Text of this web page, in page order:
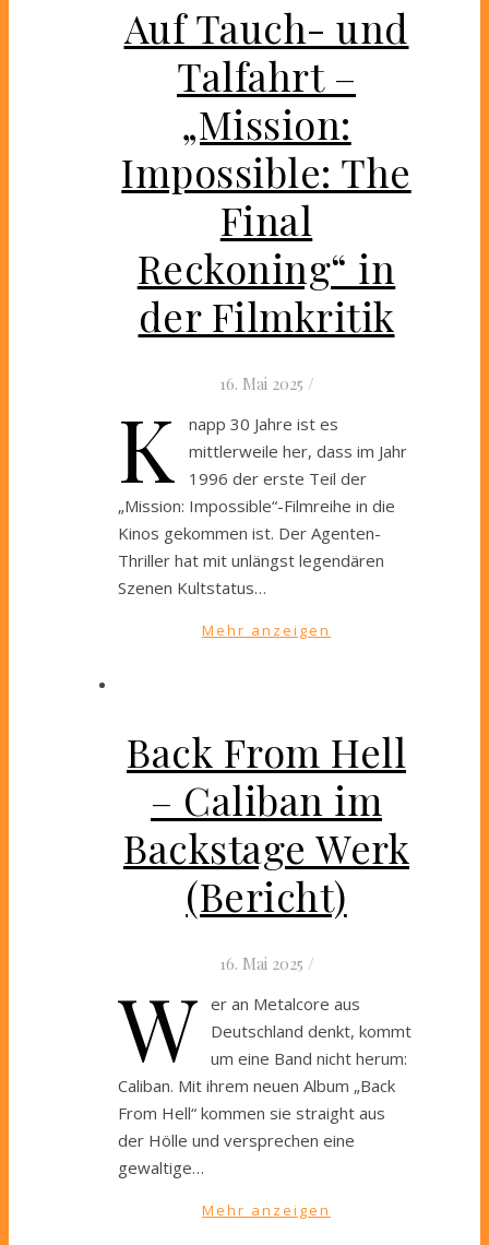
Auf Tauch- und
Talfahrt –
„Mission:
Impossible: The
Final
Reckoning“ in
der Filmkritik
16. Mai 2025 /
K
napp 30 Jahre ist es
mittlerweile her, dass im Jahr
1996 der erste Teil der
„Mission: Impossible“-Filmreihe in die
Kinos gekommen ist. Der Agenten-
Thriller hat mit unlängst legendären
Szenen Kultstatus…
Mehr anzeigen
Back From Hell
– Caliban im
Backstage Werk
(Bericht)
16. Mai 2025 /
W er an Metalcore aus
Deutschland denkt, kommt
um eine Band nicht herum:
Caliban. Mit ihrem neuen Album „Back
From Hell“ kommen sie straight aus
der Hölle und versprechen eine
gewaltige…
Mehr anzeigen